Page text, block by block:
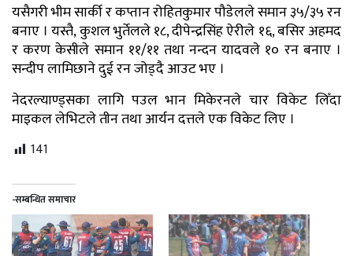
यसैगरी भीम सार्की र कप्तान रोहितकुमार पौडेलले समान ३५/३५ रन
बनाए । यस्तै, कुशल भुर्तेलले १८, दीपेन्द्रसिंह ऐरीले १६, बसिर अहमद
र करण केसीले समान ११/११ तथा नन्दन यादवले १० रन बनाए ।
सन्दीप लामिछाने दुई रन जोड्दै आउट भए ।
नेदरल्याण्ड्सका लागि पउल भान मिकेरनले चार विकेट लिँदा
माइकल लेभिटले तीन तथा आर्यन दत्तले एक विकेट लिए ।
141
-सम्बन्धित समाचार